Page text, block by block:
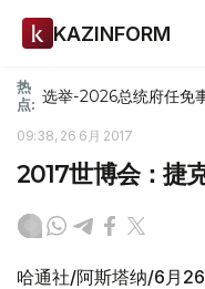
KAZINFORM
热
点: 选举-2026总统府任免
09:38, 26 6月 2017
2017世博会：捷
哈通社/阿斯塔纳/6月